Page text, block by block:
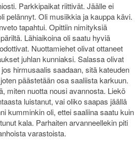
Parkkipaikat riittivät. Jäälle ei
pelännyt. Oli musiikkia ja kauppa kävi.
tapahtui. Opittiin nimityksiä
Lähiaikoina oli saatu hyviä
Nuottamiehet olivat ottaneet
juhlan kunniaksi. Salassa olivat
hirmusaalis saadaan, sitä kateuden
päästetään osa saaliista karkuun.
miten nuotta nousi avannosta. Liekö
luistanut, vai oliko saapas jäällä
kumminkin oli, ettei saaliina saatu kuin
kala. Parhaiten arvanneellekin piti
varastoista.